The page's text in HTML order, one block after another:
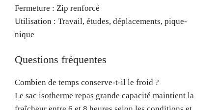
Fermeture : Zip renforcé
Utilisation : Travail, études, déplacements, pique-
nique
Questions fréquentes
Combien de temps conserve-t-il le froid ?
Le sac isotherme repas grande capacité maintient la